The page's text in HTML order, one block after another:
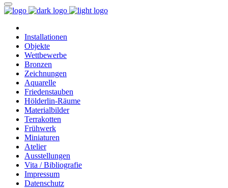
Installationen
Objekte
Wettbewerbe
Bronzen
Zeichnungen
Aquarelle
Friedenstauben
Hölderlin-Räume
Materialbilder
Terrakotten
Frühwerk
Miniaturen
Atelier
Ausstellungen
Vita / Bibliografie
Impressum
Datenschutz